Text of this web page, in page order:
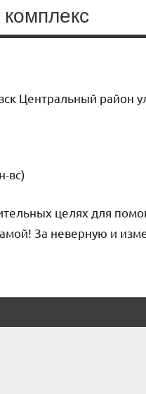
Центральный район
вс)
целях для
За неверную и